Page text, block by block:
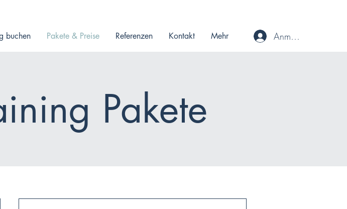
buchen Pakete & Preise Referenzen Kontakt Mehr Anmelden
Pakete